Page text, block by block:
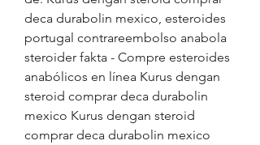
deca durabolin mexico, esteroides
portugal contrareembolso anabola
steroider fakta - Compre esteroides
anabólicos en línea Kurus dengan
steroid comprar deca durabolin
mexico Kurus dengan steroid
comprar deca durabolin mexico